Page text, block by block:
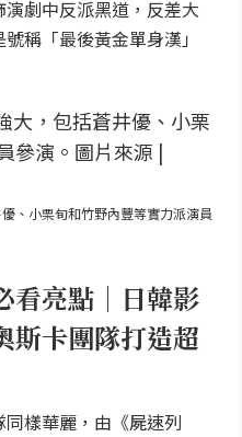
劇中反派黑道，反差大
稱「最後黃金單身漢」
、小栗旬和竹野內豐等實力派演員
看亮點｜日韓影
斯卡團隊打造超
同樣華麗，由《屍速列